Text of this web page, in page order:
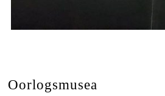
Oorlogsmusea